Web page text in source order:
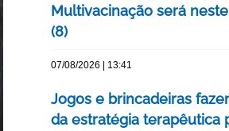
Multivacinação será
(8)
07/08/2026 | 13:41
Jogos e brincadeiras
da estratégia terapêutica